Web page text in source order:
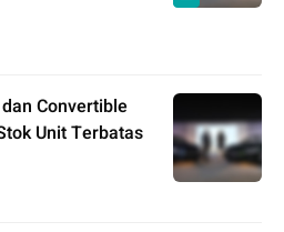
Convertible
Unit Terbatas